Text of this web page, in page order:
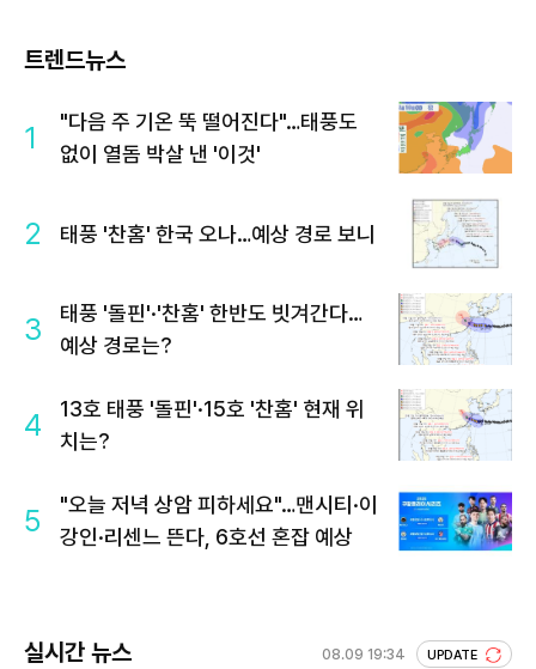
트렌드뉴스
1
"다음 주 기온 뚝 떨어진다"…태풍도
없이 열돔 박살 낸 '이것'
2 태풍 '찬홈' 한국 오나…예상 경로 보니
3
태풍 '돌핀'·'찬홈' 한반도 빗겨간다…
예상 경로는?
4
13호 태풍 '돌핀'·15호 '찬홈' 현재 위
치는?
5
"오늘 저녁 상암 피하세요"…맨시티·이
강인·리센느 뜬다, 6호선 혼잡 예상
실시간 뉴스 08.09 19:34 UPDATE